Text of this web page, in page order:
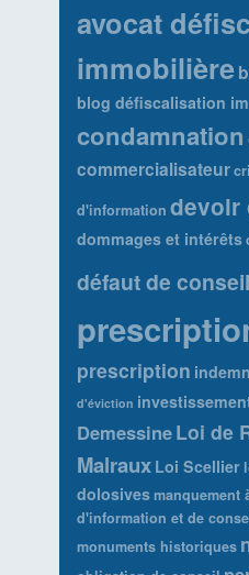
avocat
immobilière
blog défiscalisation
condamnation
commercialisateur
d'information devoir
dommages et intérêts
défaut de
prescription
d'éviction
DemessineLoi de
Malraux Loi Scellier
dolosivesmanquement
d'information et de
monuments historiques